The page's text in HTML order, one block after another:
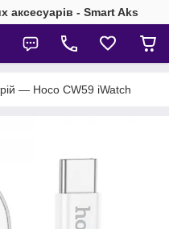
аксесуарів - Smart Aks
— Hoco CW59 iWatch